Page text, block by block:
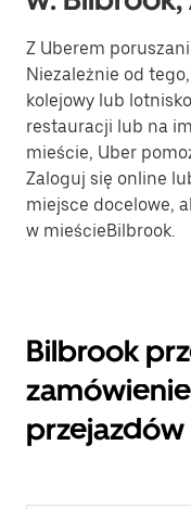
Z Uberem
Niezależnie od
kolejowy lub
restauracji lub na
mieście, Uber
Zaloguj się online
miejsce docelowe,
w mieścieBilbrook.
Bilbrook
przejazdów